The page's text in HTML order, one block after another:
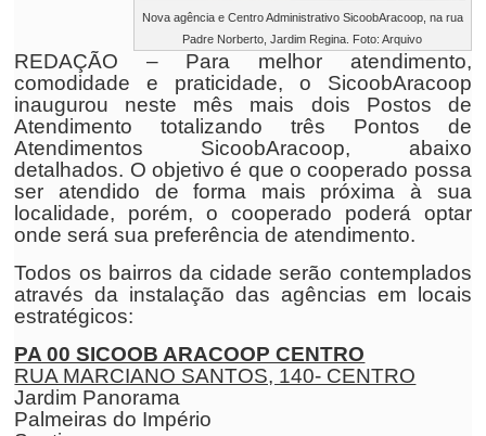
Nova agência e Centro Administrativo SicoobAracoop, na rua
Padre Norberto, Jardim Regina. Foto: Arquivo
REDAÇÃO – Para melhor atendimento,
comodidade e praticidade, o SicoobAracoop
inaugurou neste mês mais dois Postos de
Atendimento totalizando três Pontos de
Atendimentos SicoobAracoop, abaixo
detalhados. O objetivo é que o cooperado possa
ser atendido de forma mais próxima à sua
localidade, porém, o cooperado poderá optar
onde será sua preferência de atendimento.
Todos os bairros da cidade serão contemplados
através da instalação das agências em locais
estratégicos:
PA 00 SICOOB ARACOOP CENTRO
RUA MARCIANO SANTOS, 140- CENTRO
Jardim Panorama
Palmeiras do Império